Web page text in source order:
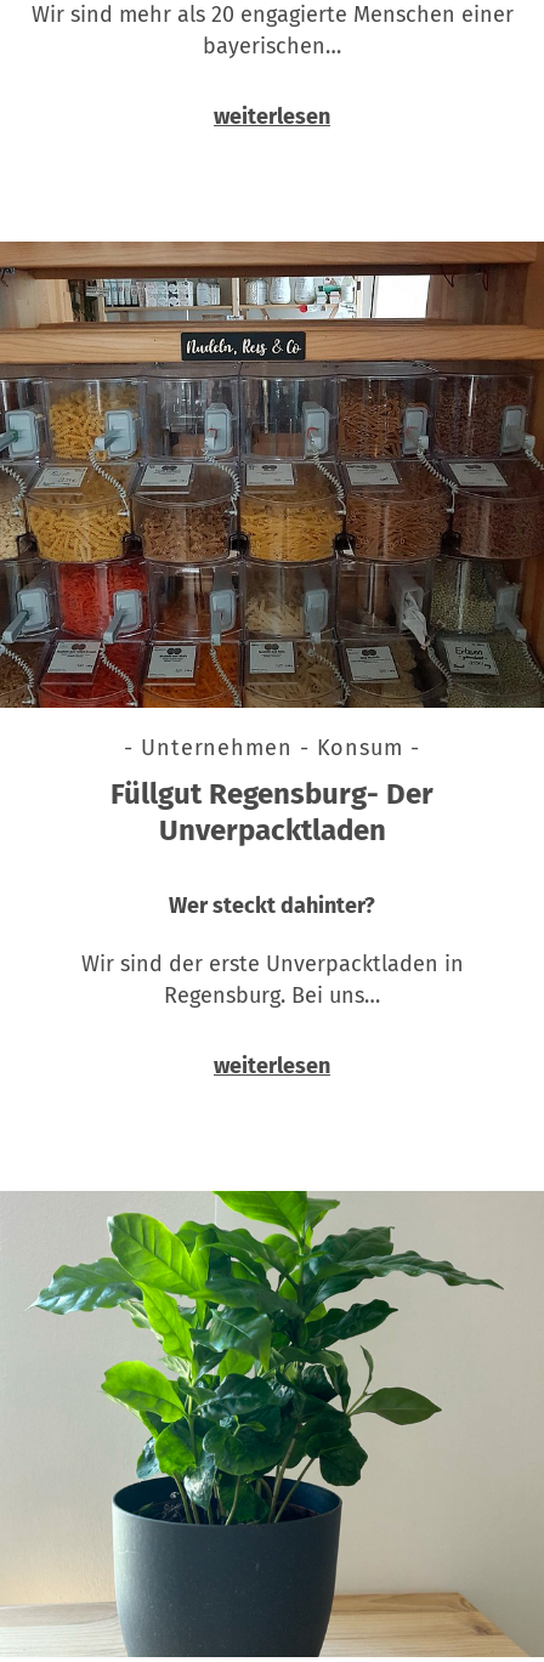
Wir sind mehr als 20 engagierte Menschen einer
bayerischen…
weiterlesen
- Unternehmen - Konsum -
Füllgut Regensburg- Der
Unverpacktladen
Wer steckt dahinter?
Wir sind der erste Unverpacktladen in
Regensburg. Bei uns…
weiterlesen